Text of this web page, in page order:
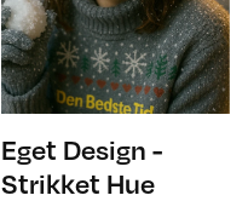
Eget Design -
Strikket Hue